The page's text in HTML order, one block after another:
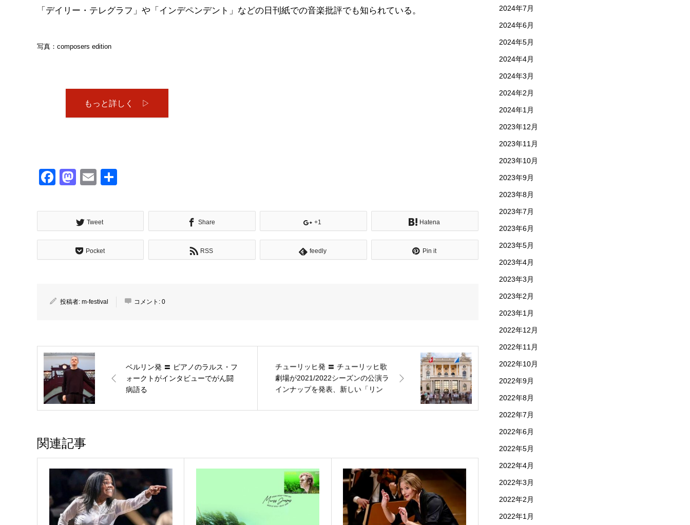
「デイリー・テレグラフ」や「インデペンデント」などの日刊紙での音楽批評でも知られている。
写真：composers edition
もっと詳しく ▷
Facebook
Mastodon
Email
Tweet Share +1 Hatena
Pocket RSS feedly Pin it
投稿者: m-festival コメント: 0
ベルリン発 〓 ピアノのラルス・フ
ォークトがインタビューでがん闘
病語る
チューリッヒ発 〓 チューリッヒ歌
劇場が2021/2022シーズンの公演ラ
インナップを発表、新しい「リン
関連記事
2024年7月
2024年6月
2024年5月
2024年4月
2024年3月
2024年2月
2024年1月
2023年12月
2023年11月
2023年10月
2023年9月
2023年8月
2023年7月
2023年6月
2023年5月
2023年4月
2023年3月
2023年2月
2023年1月
2022年12月
2022年11月
2022年10月
2022年9月
2022年8月
2022年7月
2022年6月
2022年5月
2022年4月
2022年3月
2022年2月
2022年1月